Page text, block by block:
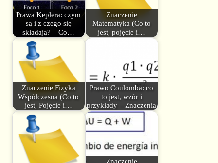
Prawa Keplera: czym
są i z czego się
składają? – Co…
Znaczenie
Matematyka (Co to
jest, pojęcie i…
Znaczenie Fizyka
Współczesna (Co to
jest, Pojęcie i…
Prawo Coulomba: co
to jest, wzór i
przykłady – Znaczenia
Znaczenie